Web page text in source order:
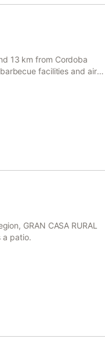
13 km from Cordoba
facilities and air
and free private
GRAN CASA RURAL
a patio.